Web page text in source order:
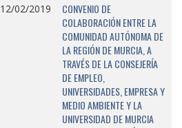
12/02/2019
CONVENIO DE
COLABORACIÓN ENTRE LA
COMUNIDAD AUTÓNOMA DE
LA REGIÓN DE MURCIA, A
TRAVÉS DE LA CONSEJERÍA
DE EMPLEO,
UNIVERSIDADES, EMPRESA Y
MEDIO AMBIENTE Y LA
UNIVERSIDAD DE MURCIA